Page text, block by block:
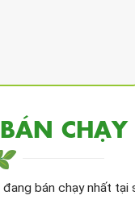
CHẠY
bán chạy nhất tại